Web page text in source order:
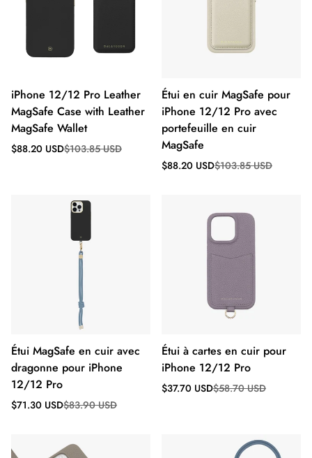
iPhone 12/12 Pro Leather
MagSafe Case with Leather
MagSafe Wallet
Prix
$88.20 USD
Prix
$103.85 USD
Étui en cuir MagSafe pour
iPhone 12/12 Pro avec
portefeuille en cuir
MagSafe
Prix
$88.20 USD
Prix
$103.85 USD
Étui MagSafe en cuir avec
dragonne pour iPhone
12/12 Pro
Prix
$71.30 USD
Prix
$83.90 USD
Étui à cartes en cuir pour
iPhone 12/12 Pro
Prix
$37.70 USD
Prix
$58.70 USD